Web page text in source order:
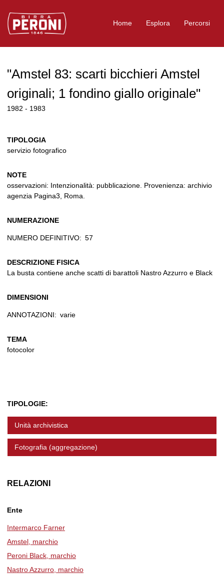
Logo Birra Peroni
Home Esplora Percorsi
"Amstel 83: scarti bicchieri Amstel
originali; 1 fondino giallo originale"
1982 - 1983
TIPOLOGIA
servizio fotografico
NOTE
osservazioni: Intenzionalità: pubblicazione. Provenienza: archivio
agenzia Pagina3, Roma.
NUMERAZIONE
NUMERO DEFINITIVO: 57
DESCRIZIONE FISICA
La busta contiene anche scatti di barattoli Nastro Azzurro e Black
DIMENSIONI
ANNOTAZIONI: varie
TEMA
fotocolor
TIPOLOGIE:
Unità archivistica
Fotografia (aggregazione)
RELAZIONI
Ente
Intermarco Farner
Amstel, marchio
Peroni Black, marchio
Nastro Azzurro, marchio